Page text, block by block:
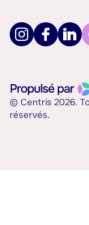
© Centris 2026.
réservés.